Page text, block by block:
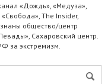
«Дождь», «Медуза»,
The Insider,
общество/центр
Сахаровский центр.
за экстремизм.